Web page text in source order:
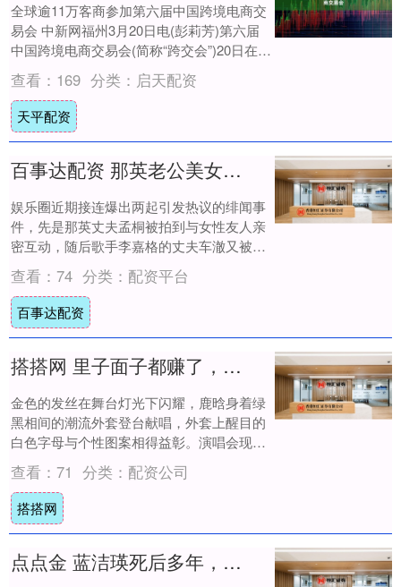
全球逾11万客商参加第六届中国跨境电商交
易会 中新网福州3月20日电(彭莉芳)第六届
中国跨境电商交易会(简称“跨交会”)20日在福
州落幕，展览规模与客商数量创历....
查看： 169 分类： 启天配资
天平配资
百事达配资 那英老公美女靠肩，李嘉格老公当街抱乃万，娱乐圈社交尺度真大啊
娱乐圈近期接连爆出两起引发热议的绯闻事
件，先是那英丈夫孟桐被拍到与女性友人亲
密互动，随后歌手李嘉格的丈夫车澈又被曝
出与说唱歌手乃万在街头举止暧昧。这些事
件不仅让....
查看： 74 分类： 配资平台
百事达配资
搭搭网 里子面子都赚了，用一个举动实现口碑逆袭的鹿晗，给内娱上了一课
金色的发丝在舞台灯光下闪耀，鹿晗身着绿
黑相间的潮流外套登台献唱，外套上醒目的
白色字母与个性图案相得益彰。演唱会现
场，这位人气偶像刚结束一曲动感表演，额
间还带着细....
查看： 71 分类： 配资公司
搭搭网
点点金 蓝洁瑛死后多年，又被“知情人”曝出更多细节